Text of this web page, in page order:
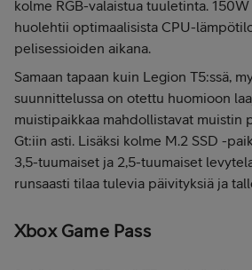
kolme RGB-valaistua tuuletinta.
huolehtii optimaalisista CPU-
pelisessioiden aikana.
Samaan tapaan kuin Legion T5:ssä,
suunnittelussa on otettu huomioon
muistipaikkaa mahdollistavat muistin
Gt:iin asti. Lisäksi kolme M.2 SSD -
3,5-tuumaiset ja 2,5-tuumaiset
runsaasti tilaa tulevia päivityksiä ja
Xbox Game Pass